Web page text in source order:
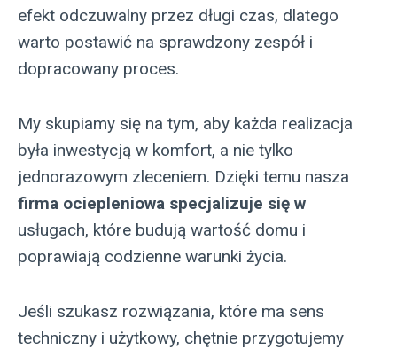
efekt odczuwalny przez długi czas, dlatego
warto postawić na sprawdzony zespół i
dopracowany proces.
My skupiamy się na tym, aby każda realizacja
była inwestycją w komfort, a nie tylko
jednorazowym zleceniem. Dzięki temu nasza
firma ociepleniowa specjalizuje się w
usługach, które budują wartość domu i
poprawiają codzienne warunki życia.
Jeśli szukasz rozwiązania, które ma sens
techniczny i użytkowy, chętnie przygotujemy